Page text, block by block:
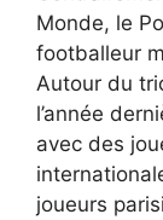
Monde, le
footballeur
Autour du
l’année
avec des
joueurs